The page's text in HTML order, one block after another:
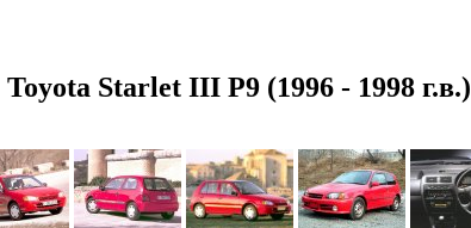
Toyota Starlet III P9 (1996 - 1998 г.в.)